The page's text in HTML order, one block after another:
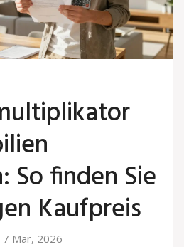
So finden Sie
Kaufpreis
7 Mär, 2026